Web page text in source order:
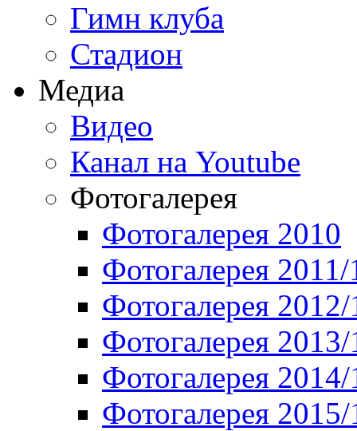
Гимн клуба
Стадион
Медиа
Видео
Канал на Youtube
Фотогалерея
Фотогалерея 2010
Фотогалерея 2011/
Фотогалерея
Фотогалерея
Фотогалерея
Фотогалерея